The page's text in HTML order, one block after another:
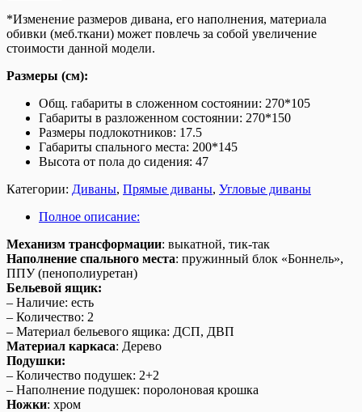
*Изменение размеров дивана, его наполнения, материала
обивки (меб.ткани) может повлечь за собой увеличение
стоимости данной модели.
Размеры (см):
Общ. габариты в сложенном состоянии: 270*105
Габариты в разложенном состоянии: 270*150
Размеры подлокотников: 17.5
Габариты спального места: 200*145
Высота от пола до сидения: 47
Категории: Диваны, Прямые диваны, Угловые диваны
Полное описание:
Механизм трансформации: выкатной, тик-так
Наполнение спального места: пружинный блок «Боннель»,
ППУ (пенополиуретан)
Бельевой ящик:
– Наличие: есть
– Количество: 2
– Материал бельевого ящика: ДСП, ДВП
Материал каркаса: Дерево
Подушки:
– Количество подушек: 2+2
– Наполнение подушек: поролоновая крошка
Ножки: хром